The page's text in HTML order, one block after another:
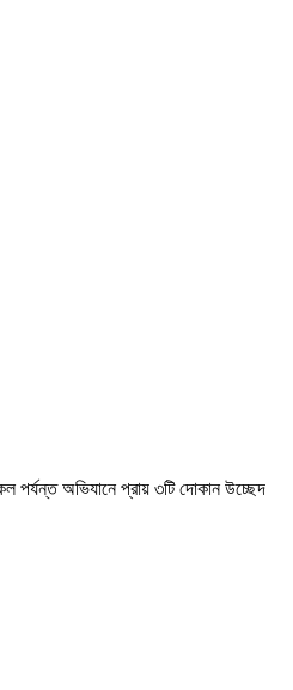
পর্যন্ত অভিযানে প্রায় ৩টি দোকান উচ্ছেদ